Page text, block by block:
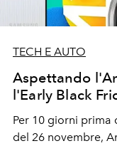
TECH E AUTO
Aspettando
l'Early Black
Per 10 giorni prima
del 26 novembre,